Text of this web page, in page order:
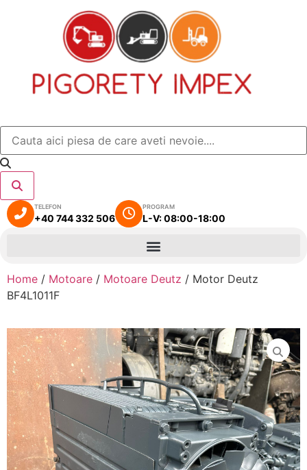
TELEFON
+40 744 332 506
PROGRAM
L-V: 08:00-18:00
Home / Motoare / Motoare Deutz / Motor Deutz
BF4L1011F